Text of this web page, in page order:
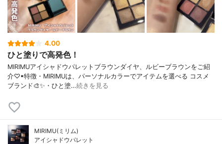
4.00
ひと塗りで高発色！
MIRIMUアイシャドウパレットブラウンダイヤ、ルビーブラウンをご紹
介♡▪︎特徴・MIRIMUは、パーソナルカラーでアイテムを選べる コスメ
ブランド🎨✨・ひと塗…続きを見る
MIRIMU(ミリム)
アイシャドウパレット